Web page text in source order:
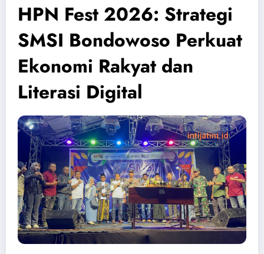
HPN Fest 2026: Strategi
SMSI Bondowoso Perkuat
Ekonomi Rakyat dan
Literasi Digital